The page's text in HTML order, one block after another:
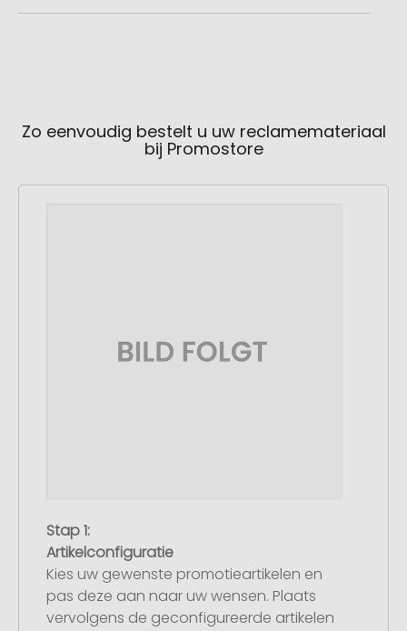
Zo eenvoudig bestelt u uw reclamemateriaal
bij Promostore
Stap 1:
Artikelconfiguratie
Kies uw gewenste promotieartikelen en
pas deze aan naar uw wensen. Plaats
vervolgens de geconfigureerde artikelen